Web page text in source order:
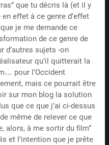
que tu décris là (et il y
effet à ce genre d’effet
je me demande ce
de ce genre de
d’autres sujets -on
qu’il quitterait la
pour l’Occident
mais ce pourrait être
sur mon blog la solution
que ce que j’ai ci-dessus
même de relever ce que
alors, à me sortir du film”
et l’intention que je prête